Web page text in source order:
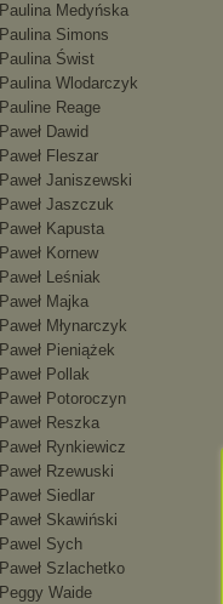
Paulina Medyńska
Paulina Simons
Paulina Świst
Paulina Wlodarczyk
Pauline Reage
Paweł Dawid
Paweł Fleszar
Paweł Janiszewski
Paweł Jaszczuk
Paweł Kapusta
Paweł Kornew
Paweł Leśniak
Paweł Majka
Paweł Młynarczyk
Paweł Pieniążek
Paweł Pollak
Paweł Potoroczyn
Paweł Reszka
Paweł Rynkiewicz
Paweł Rzewuski
Paweł Siedlar
Paweł Skawiński
Pawel Sych
Paweł Szlachetko
Peggy Waide